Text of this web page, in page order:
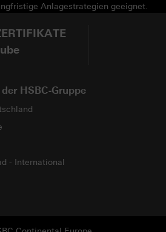
Anlagestrategien geeignet.
HSBC-Gruppe
- International